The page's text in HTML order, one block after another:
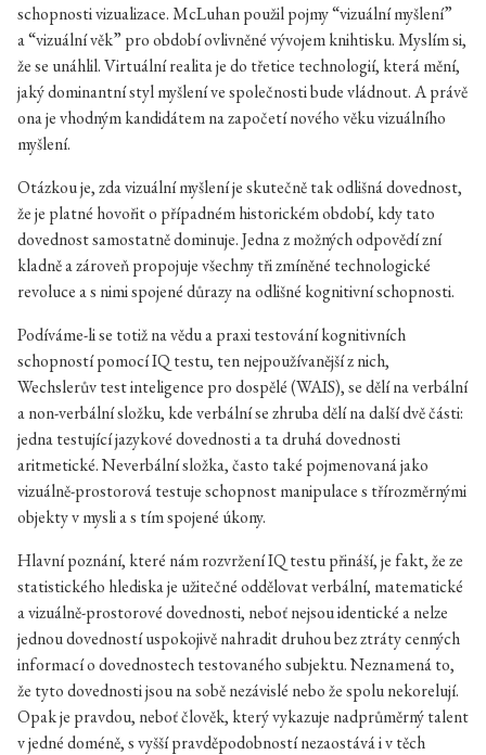
schopnosti vizualizace. McLuhan použil pojmy “vizuální myšlení”
a “vizuální věk” pro období ovlivněné vývojem knihtisku. Myslím si,
že se unáhlil. Virtuální realita je do třetice technologií, která mění,
jaký dominantní styl myšlení ve společnosti bude vládnout. A právě
ona je vhodným kandidátem na započetí nového věku vizuálního
myšlení.
Otázkou je, zda vizuální myšlení je skutečně tak odlišná dovednost,
že je platné hovořit o případném historickém období, kdy tato
dovednost samostatně dominuje. Jedna z možných odpovědí zní
kladně a zároveň propojuje všechny tři zmíněné technologické
revoluce a s nimi spojené důrazy na odlišné kognitivní schopnosti.
Podíváme-li se totiž na vědu a praxi testování kognitivních
schopností pomocí IQ testu, ten nejpoužívanější z nich,
Wechslerův test inteligence pro dospělé (WAIS), se dělí na verbální
a non-verbální složku, kde verbální se zhruba dělí na další dvě části:
jedna testující jazykové dovednosti a ta druhá dovednosti
aritmetické. Neverbální složka, často také pojmenovaná jako
vizuálně-prostorová testuje schopnost manipulace s třírozměrnými
objekty v mysli a s tím spojené úkony.
Hlavní poznání, které nám rozvržení IQ testu přináší, je fakt, že ze
statistického hlediska je užitečné oddělovat verbální, matematické
a vizuálně-prostorové dovednosti, neboť nejsou identické a nelze
jednou dovedností uspokojivě nahradit druhou bez ztráty cenných
informací o dovednostech testovaného subjektu. Neznamená to,
že tyto dovednosti jsou na sobě nezávislé nebo že spolu nekorelují.
Opak je pravdou, neboť člověk, který vykazuje nadprůměrný talent
v jedné doméně, s vyšší pravděpodobností nezaostává i v těch